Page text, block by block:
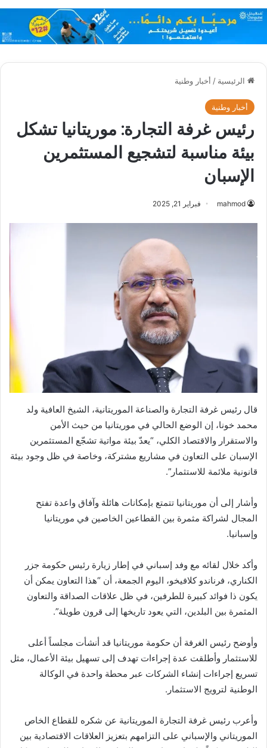
الرئيسية / أخبار وطنية
أخبار وطنية
رئيس غرفة التجارة: موريتانيا تشكل
بيئة مناسبة لتشجيع المستثمرين
الإسبان
mahmod فبراير 21, 2025
قال رئيس غرفة التجارة والصناعة الموريتانية، الشيخ العافية ولد
محمد خونا، إن الوضع الحالي في موريتانيا من حيث الأمن
والاستقرار والاقتصاد الكلي، “يعدّ بيئة مواتية تشجّع المستثمرين
الإسبان على التعاون في مشاريع مشتركة، وخاصة في ظل وجود بيئة
قانونية ملائمة للاستثمار”.
وأشار إلى أن موريتانيا تتمتع بإمكانات هائلة وآفاق واعدة تفتح
المجال لشراكة مثمرة بين القطاعين الخاصين في موريتانيا
وإسبانيا.
وأكد خلال لقائه مع وفد إسباني في إطار زيارة رئيس حكومة جزر
الكناري، فرناندو كلافيخو، اليوم الجمعة، أن “هذا التعاون يمكن أن
يكون ذا فوائد كبيرة للطرفين، في ظل علاقات الصداقة والتعاون
المثمرة بين البلدين، التي يعود تاريخها إلى قرون طويلة”.
وأوضح رئيس الغرفة أن حكومة موريتانيا قد أنشأت مجلساً أعلى
للاستثمار وأطلقت عدة إجراءات تهدف إلى تسهيل بيئة الأعمال، مثل
تسريع إجراءات إنشاء الشركات عبر محطة واحدة في الوكالة
الوطنية لترويج الاستثمار.
وأعرب رئيس غرفة التجارة الموريتانية عن شكره للقطاع الخاص
الموريتاني والإسباني على التزامهم بتعزيز العلاقات الاقتصادية بين